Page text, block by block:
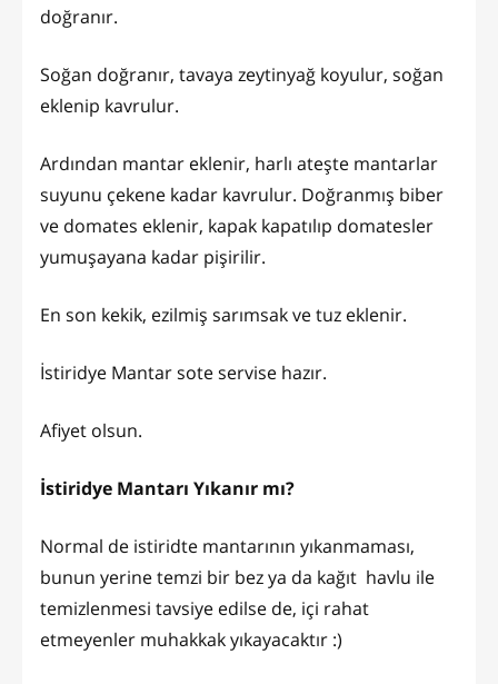
doğranır.
Soğan doğranır, tavaya zeytinyağ koyulur, soğan
eklenip kavrulur.
Ardından mantar eklenir, harlı ateşte mantarlar
suyunu çekene kadar kavrulur. Doğranmış biber
ve domates eklenir, kapak kapatılıp domatesler
yumuşayana kadar pişirilir.
En son kekik, ezilmiş sarımsak ve tuz eklenir.
İstiridye Mantar sote servise hazır.
Afiyet olsun.
İstiridye Mantarı Yıkanır mı?
Normal de istiridte mantarının yıkanmaması,
bunun yerine temzi bir bez ya da kağıt havlu ile
temizlenmesi tavsiye edilse de, içi rahat
etmeyenler muhakkak yıkayacaktır :)